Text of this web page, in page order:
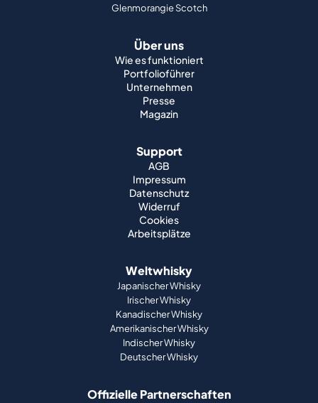
Glenmorangie Scotch
Über uns
Wie es funktioniert
Portfolioführer
Unternehmen
Presse
Magazin
Support
AGB
Impressum
Datenschutz
Widerruf
Cookies
Arbeitsplätze
Weltwhisky
Japanischer Whisky
Irischer Whisky
Kanadischer Whisky
Amerikanischer Whisky
Indischer Whisky
Deutscher Whisky
Offizielle Partnerschaften